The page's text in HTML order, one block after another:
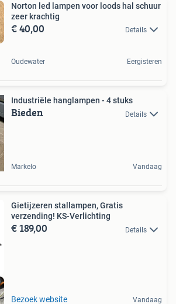
Norton led lampen voor loods hal schuur
zeer krachtig
€ 40,00 Details
Oudewater Eergisteren
Industriële hanglampen - 4 stuks
Bieden Details
Markelo Vandaag
Gietijzeren stallampen, Gratis
verzending! KS-Verlichting
€ 189,00 Details
Bezoek website Vandaag